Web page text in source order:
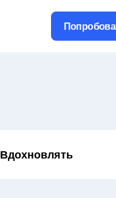
Вдохновлять